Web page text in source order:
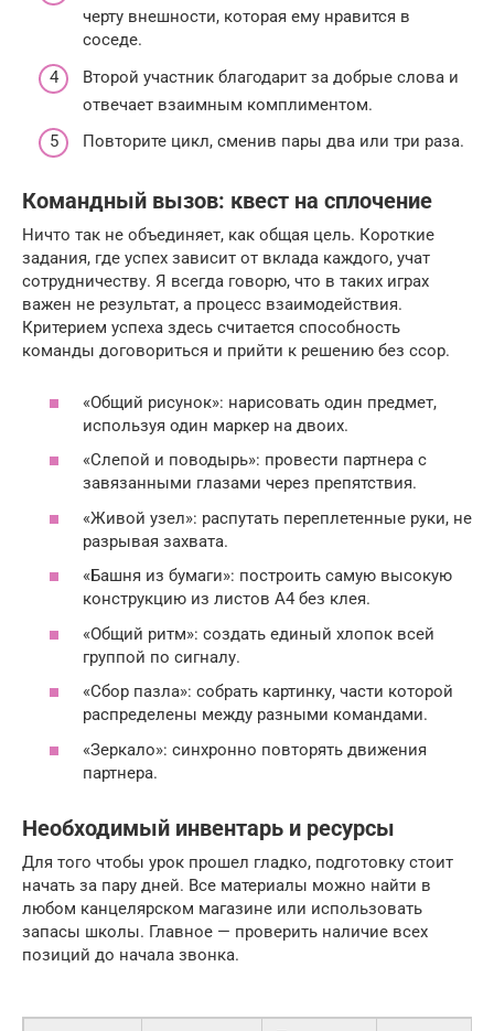
черту внешности, которая ему нравится в
соседе.
Второй участник благодарит за добрые слова и
отвечает взаимным комплиментом.
Повторите цикл, сменив пары два или три раза.
Командный вызов: квест на сплочение
Ничто так не объединяет, как общая цель. Короткие
задания, где успех зависит от вклада каждого, учат
сотрудничеству. Я всегда говорю, что в таких играх
важен не результат, а процесс взаимодействия.
Критерием успеха здесь считается способность
команды договориться и прийти к решению без ссор.
«Общий рисунок»: нарисовать один предмет,
используя один маркер на двоих.
«Слепой и поводырь»: провести партнера с
завязанными глазами через препятствия.
«Живой узел»: распутать переплетенные руки, не
разрывая захвата.
«Башня из бумаги»: построить самую высокую
конструкцию из листов А4 без клея.
«Общий ритм»: создать единый хлопок всей
группой по сигналу.
«Сбор пазла»: собрать картинку, части которой
распределены между разными командами.
«Зеркало»: синхронно повторять движения
партнера.
Необходимый инвентарь и ресурсы
Для того чтобы урок прошел гладко, подготовку стоит
начать за пару дней. Все материалы можно найти в
любом канцелярском магазине или использовать
запасы школы. Главное — проверить наличие всех
позиций до начала звонка.